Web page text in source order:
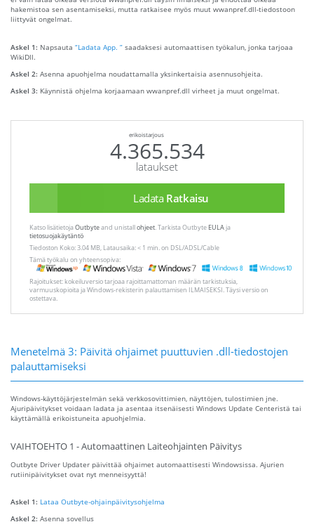
hakemistoa sen asentamiseksi, mutta ratkaisee myös muut wwanpref.dll-tiedostoon
liittyvät ongelmat.
Askel 1: Napsauta “Ladata App. ” saadaksesi automaattisen työkalun, jonka tarjoaa
WikiDll.
Askel 2: Asenna apuohjelma noudattamalla yksinkertaisia ​​asennusohjeita.
Askel 3: Käynnistä ohjelma korjaamaan wwanpref.dll virheet ja muut ongelmat.
erikoistarjous
4.365.534
lataukset
Ladata Ratkaisu
Katso lisätietojaOutbyteand unistallohjeet. Tarkista Outbyte EULAja
tietosuojakäytäntö
Tiedoston Koko: 3.04 MB, Latausaika: < 1 min. on DSL/ADSL/Cable
Tämä työkalu on yhteensopiva:
Rajoitukset: kokeiluversio tarjoaa rajoittamattoman määrän tarkistuksia,
varmuuskopioita ja Windows-rekisterin palauttamisen ILMAISEKSI. Täysi versio on
ostettava.
Menetelmä 3: Päivitä ohjaimet puuttuvien .dll-tiedostojen
palauttamiseksi
Windows-käyttöjärjestelmän sekä verkkosovittimien, näyttöjen, tulostimien jne.
Ajuripäivitykset voidaan ladata ja asentaa itsenäisesti Windows Update Centeristä tai
käyttämällä erikoistuneita apuohjelmia.
VAIHTOEHTO 1 - Automaattinen Laiteohjainten Päivitys
Outbyte Driver Updater päivittää ohjaimet automaattisesti Windowsissa. Ajurien
rutiinipäivitykset ovat nyt menneisyyttä!
Askel 1: Lataa Outbyte-ohjainpäivitysohjelma
Askel 2: Asenna sovellus